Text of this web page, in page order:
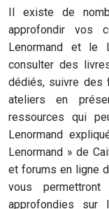
Il existe de
approfondir vos
Lenormand et le
consulter des
dédiés, suivre des
ateliers en
ressources qui
Lenormand
Lenormand » de
et forums en ligne
vous permettront
approfondies sur